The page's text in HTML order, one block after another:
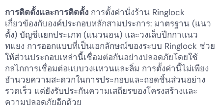
การติดตั้งและการติดตั้ง การตั้งค่านั่งร้าน Ringlock
เกี่ยวข้องกับองค์ประกอบหลักสามประการ: มาตรฐาน (แนว
ตั้ง) บัญชีแยกประเภท (แนวนอน) และวงเล็บปีกกาแนว
ทแยง การออกแบบที่เป็นเอกลักษณ์ของระบบ Ringlock ช่วย
ให้ส่วนประกอบเหล่านี้เชื่อมต่อกันอย่างปลอดภัยโดยใช้
กลไกการเชื่อมต่อแบบวงแหวนและลิ่ม การตั้งค่านี้ไม่เพียง
อำนวยความสะดวกในการประกอบและถอดชิ้นส่วนอย่าง
รวดเร็ว แต่ยังรับประกันความเสถียรของโครงสร้างและ
ความปลอดภัยอีกด้วย